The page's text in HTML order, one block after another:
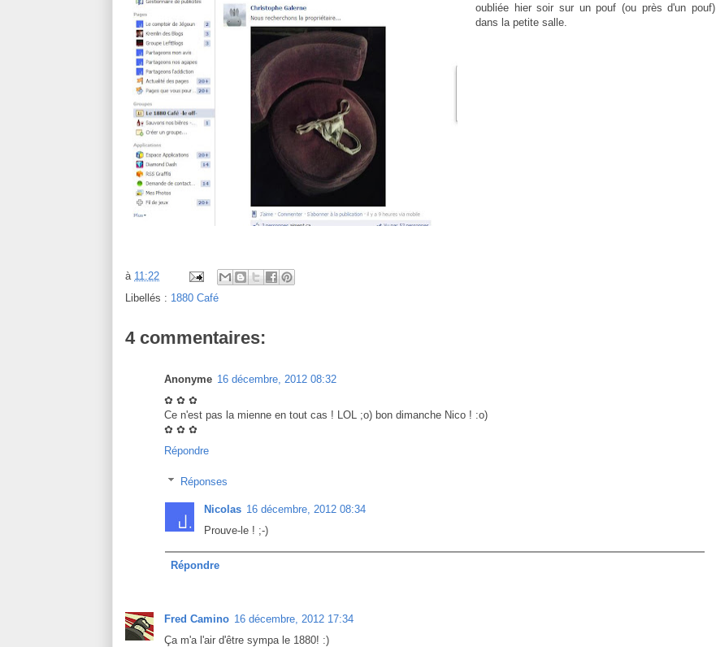
oubliée hier soir sur un pouf (ou près d'un pouf)
dans la petite salle.
à 11:22
Libellés : 1880 Café
4 commentaires:
Anonyme 16 décembre, 2012 08:32
✿ ✿ ✿
Ce n'est pas la mienne en tout cas ! LOL ;o) bon dimanche Nico ! :o)
✿ ✿ ✿
Répondre
Réponses
Nicolas 16 décembre, 2012 08:34
Prouve-le ! ;-)
Répondre
Fred Camino 16 décembre, 2012 17:34
Ça m'a l'air d'être sympa le 1880! :)